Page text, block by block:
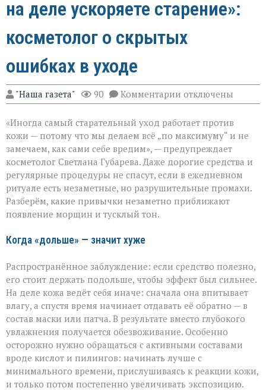
на деле ускоряете старение»:
косметолог о скрытых
ошибках в уходе
"Наша газета" 90 Комментарии к
записи
думаете,
что
ухаживаете,
а
на
деле
ускоряете
старение»:
косметолог
отключены
«Иногда самый старательный уход работает против
кожи — потому что мы делаем всё „по максимуму“ и не
замечаем, как сами себе вредим», — предупреждает
косметолог Светлана Губарева. Даже дорогие средства и
регулярные процедуры не спасут, если в ежедневном
ритуале есть незаметные, но разрушительные промахи.
Разберём, какие привычки незаметно приближают
появление морщин и тусклый тон.
Когда «дольше» — значит хуже
Распространённое заблуждение: если средство полезно,
его стоит держать подольше, чтобы эффект был сильнее.
На деле кожа ведёт себя иначе: сначала она впитывает
влагу, а спустя время начинает отдавать её обратно — в
состав маски или патча. В результате вместо глубокого
увлажнения получается обезвоживание. Особенно
осторожно нужно обращаться с активными составами
вроде кислот и пилингов: начинать лучше с
минимального времени, прислушиваясь к реакции кожи,
и только потом постепенно увеличивать экспозицию.